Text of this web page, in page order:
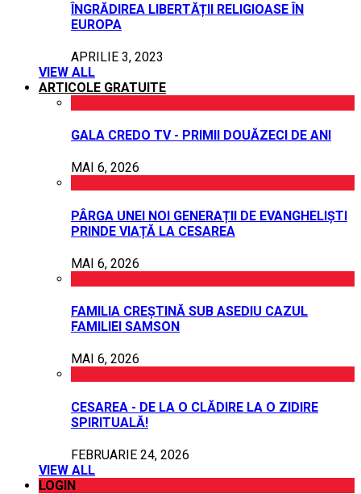
ÎNGRĂDIREA LIBERTĂȚII RELIGIOASE ÎN
EUROPA
APRILIE 3, 2023
VIEW ALL
ARTICOLE GRATUITE
GALA CREDO TV - PRIMII DOUĂZECI DE ANI
MAI 6, 2026
PÂRGA UNEI NOI GENERAȚII DE EVANGHELIȘTI
PRINDE VIAȚĂ LA CESAREA
MAI 6, 2026
FAMILIA CREȘTINĂ SUB ASEDIU CAZUL
FAMILIEI SAMSON
MAI 6, 2026
CESAREA - DE LA O CLĂDIRE LA O ZIDIRE
SPIRITUALĂ!
FEBRUARIE 24, 2026
VIEW ALL
LOGIN